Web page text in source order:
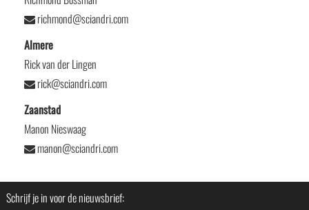
richmond@sciandri.com
Almere
Rick van der Lingen
rick@sciandri.com
Zaanstad
Manon Nieswaag
manon@sciandri.com
Schrijf je in voor de nieuwsbrief: